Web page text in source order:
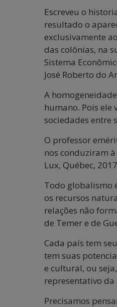
Escreveu o
resultado o
exclusivamente
das colônias, na
Sistema
José Roberto do
A
humano. Pois ele
sociedades entre
O professor
nos conduziram
Lux, Québec,
Todo globalismo
os recursos
relações não
de Temer e de
Cada país tem
tem suas
e cultural, ou
representativo da
Precisamos